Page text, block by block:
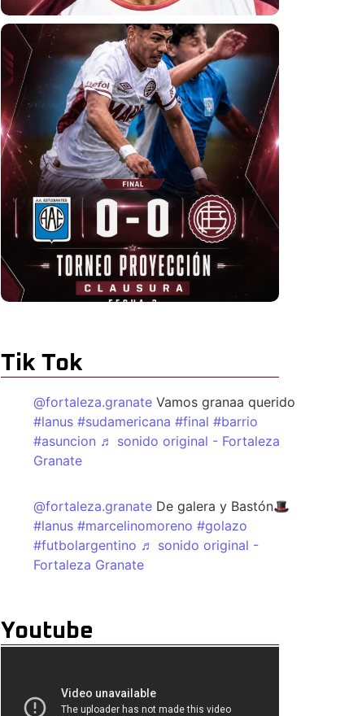
Tik Tok
@fortaleza.granate Vamos granaa querido
#lanus #sudamericana #final #barrio
#asuncion ♬ sonido original - Fortaleza
Granate
@fortaleza.granate De galera y Bastón🎩
#lanus #marcelinomoreno #golazo
#futbolargentino ♬ sonido original -
Fortaleza Granate
Youtube